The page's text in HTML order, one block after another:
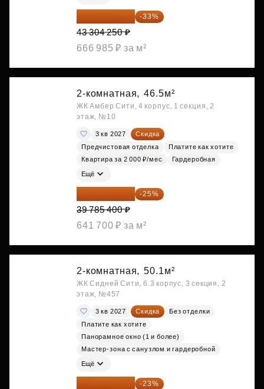
29 013 848 ₽ -33%
43 304 250 ₽
666 985 ₽ за м²
2-комнатная, 46.5м²
ЖК Амбер Сити, 4 корпус, 1 секция, 2
этаж, №10
3 кв 2027
Скидка
Предчистовая отделка
Платите как хотите
Квартира за 2 000 ₽/мес
Гардеробная
Ещё
29 839 050 ₽ -25%
39 785 400 ₽
641 700 ₽ за м²
2-комнатная, 50.1м²
ЖК Сидней Сити, 6.3 корпус, 3 секция, 2
этаж, №457
3 кв 2027 Скидка
Без отделки
Платите как хотите
Панорамное окно (1 и более)
Мастер-зона с санузлом и гардеробной
Ещё
29 877 887 ₽ -23%